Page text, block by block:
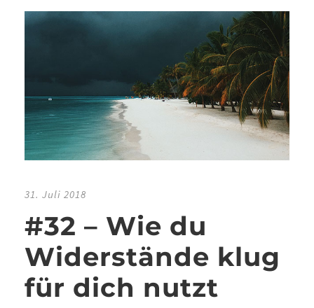
31. Juli 2018
#32 – Wie du
Widerstände klug
für dich nutzt